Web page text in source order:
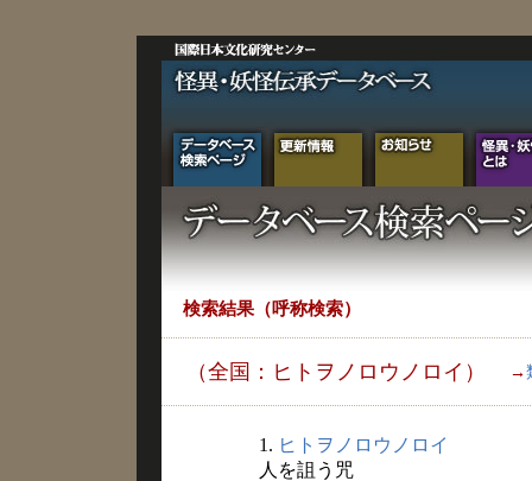
検索結果（呼称検索）
（全国：ヒトヲノロウノロイ） →
1. ヒトヲノロウノロイ
人を詛う咒